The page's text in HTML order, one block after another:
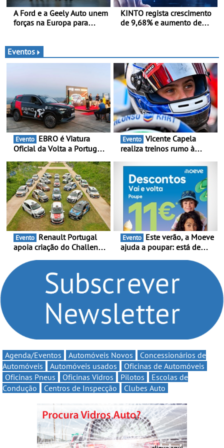
A Ford e a Geely Auto unem
forças na Europa para
geração em Espanha
KINTO regista crescimento
de 9,68% e aumento de
Eventos
Evento
Oficial da Volta a Portugal
presença nacional ao lado
da mítica prova de ciclismo
e leva a sua gama SUV
multi-energia às estradas
de Portugal
Evento
realiza treinos rumo à
Portugal Karting e mira boa
estreia - O Campeonato
Portugal Karting 2026
decorre entre 1 de Março e
6 de Setembro
Evento
apoia criação do Challenge
compromisso com o
automobilismo nacional
continua em 2026
Evento
ajuda a poupar: está de
Volta” com descontos de
Agenda/Eventos Automóveis Novos
Concessionários de
Automóveis
Automóveis usados
Oficinas de Automóveis
Oficinas Pneus
Oficinas Vidros Pilotos
Escolas de
Condução
Centros de Inspecção Clubes Auto